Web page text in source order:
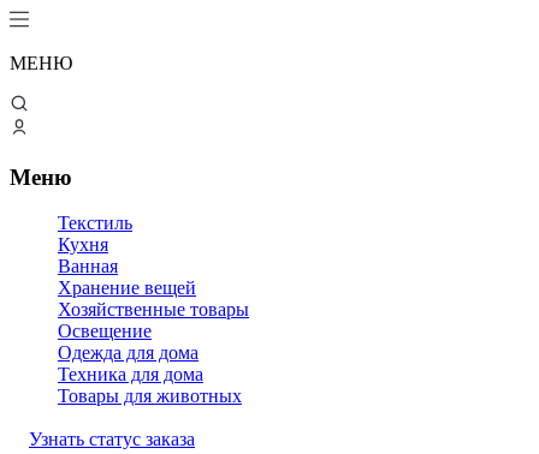
МЕНЮ
Меню
Текстиль
Кухня
Ванная
Хранение вещей
Хозяйственные товары
Освещение
Одежда для дома
Техника для дома
Товары для животных
Узнать статус заказа